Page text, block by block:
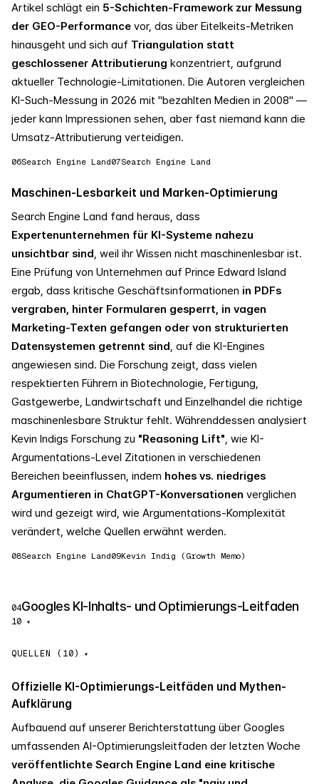
Artikel schlägt ein 5-Schichten-Framework zur Messung
der GEO-Performance vor, das über Eitelkeits-Metriken
hinausgeht und sich auf Triangulation statt
geschlossener Attributierung konzentriert, aufgrund
aktueller Technologie-Limitationen. Die Autoren vergleichen
KI-Such-Messung in 2026 mit "bezahlten Medien in 2008" —
jeder kann Impressionen sehen, aber fast niemand kann die
Umsatz-Attributierung verteidigen.
06Search Engine Land07Search Engine Land
Maschinen-Lesbarkeit und Marken-Optimierung
Search Engine Land fand heraus, dass
Expertenunternehmen für KI-Systeme nahezu
unsichtbar sind, weil ihr Wissen nicht maschinenlesbar ist.
Eine Prüfung von Unternehmen auf Prince Edward Island
ergab, dass kritische Geschäftsinformationen in PDFs
vergraben, hinter Formularen gesperrt, in vagen
Marketing-Texten gefangen oder von strukturierten
Datensystemen getrennt sind, auf die KI-Engines
angewiesen sind. Die Forschung zeigt, dass vielen
respektierten Führern in Biotechnologie, Fertigung,
Gastgewerbe, Landwirtschaft und Einzelhandel die richtige
maschinenlesbare Struktur fehlt. Währenddessen analysiert
Kevin Indigs Forschung zu "Reasoning Lift", wie KI-
Argumentations-Level Zitationen in verschiedenen
Bereichen beeinflussen, indem hohes vs. niedriges
Argumentieren in ChatGPT-Konversationen verglichen
wird und gezeigt wird, wie Argumentations-Komplexität
verändert, welche Quellen erwähnt werden.
08Search Engine Land09Kevin Indig (Growth Memo)
04Googles KI-Inhalts- und Optimierungs-Leitfaden
10 ▾
QUELLEN (10)
Offizielle KI-Optimierungs-Leitfäden und Mythen-
Aufklärung
Aufbauend auf unserer Berichterstattung über Googles
umfassenden AI-Optimierungsleitfaden der letzten Woche
veröffentlichte Search Engine Land eine kritische